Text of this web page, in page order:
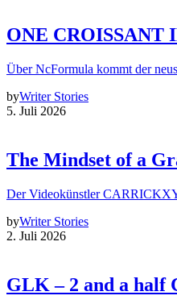
ONE CROISSANT
Über NcFormula kommt der
byWriter Stories
5. Juli 2026
The Mindset of a
Der Videokünstler
byWriter Stories
2. Juli 2026
GLK – 2 and a half